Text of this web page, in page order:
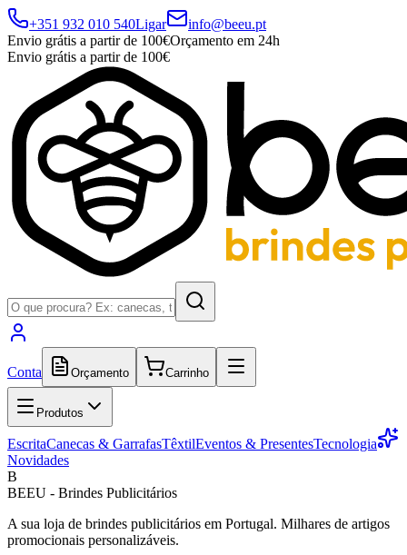
+351 932 010 540Ligar
info@beeu.pt
Envio grátis a partir de 100€Orçamento em 24h
Envio grátis a partir de 100€
Conta Orçamento Carrinho
Produtos
EscritaCanecas & GarrafasTêxtilEventos & PresentesTecnologia
Novidades
B
BEEU - Brindes Publicitários
A sua loja de brindes publicitários em Portugal. Milhares de artigos
promocionais personalizáveis.